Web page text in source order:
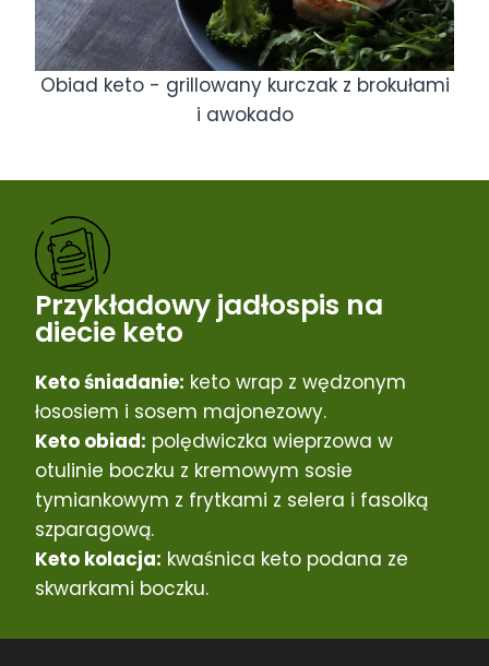
Obiad keto - grillowany kurczak z brokułami
i awokado
Przykładowy jadłospis na
diecie keto
Keto śniadanie: keto wrap z wędzonym
łososiem i sosem majonezowy.
Keto obiad: polędwiczka wieprzowa w
otulinie boczku z kremowym sosie
tymiankowym z frytkami z selera i fasolką
szparagową.
Keto kolacja: kwaśnica keto podana ze
skwarkami boczku.